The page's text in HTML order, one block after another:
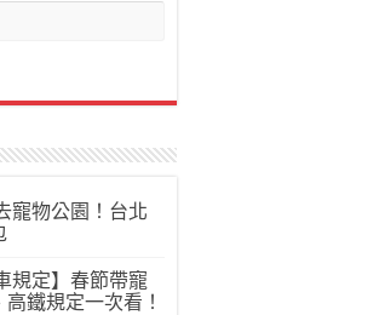
寵物公園！台北
規定】春節帶寵
鐵規定一次看！